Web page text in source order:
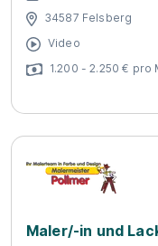
34587 Felsberg
Video
1.200 - 2.250 € pro
Maler/-in und